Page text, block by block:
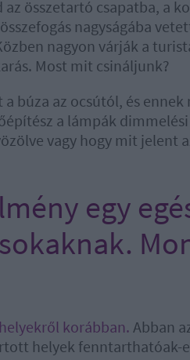
összetartó csapatba, a
nagyságába
nagyon várják a
Most mit csináljunk?
búza az ocsútól, és ennek
a lámpák
vagy hogy mit jelent
egy
korábban.Abban
helyek fenntarthatóak-